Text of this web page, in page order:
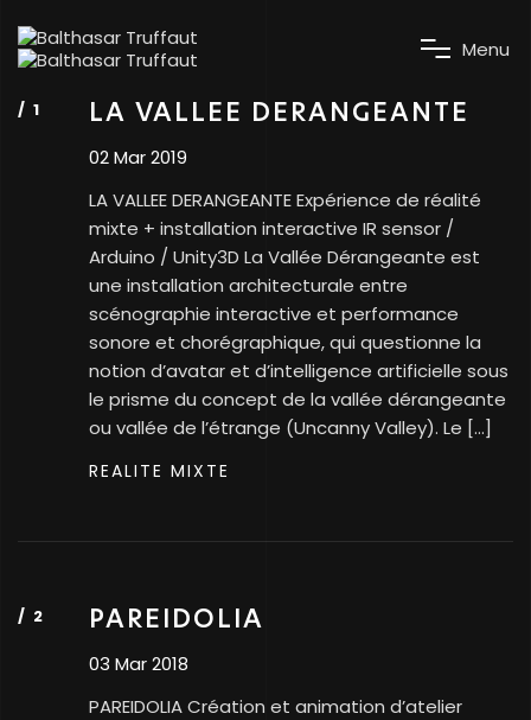
Menu
LA VALLEE DERANGEANTE
02 Mar 2019
LA VALLEE DERANGEANTE Expérience de réalité
mixte + installation interactive IR sensor /
Arduino / Unity3D La Vallée Dérangeante est
une installation architecturale entre
scénographie interactive et performance
sonore et chorégraphique, qui questionne la
notion d’avatar et d’intelligence artificielle sous
le prisme du concept de la vallée dérangeante
ou vallée de l’étrange (Uncanny Valley). Le […]
REALITE MIXTE
PAREIDOLIA
03 Mar 2018
PAREIDOLIA Création et animation d’atelier